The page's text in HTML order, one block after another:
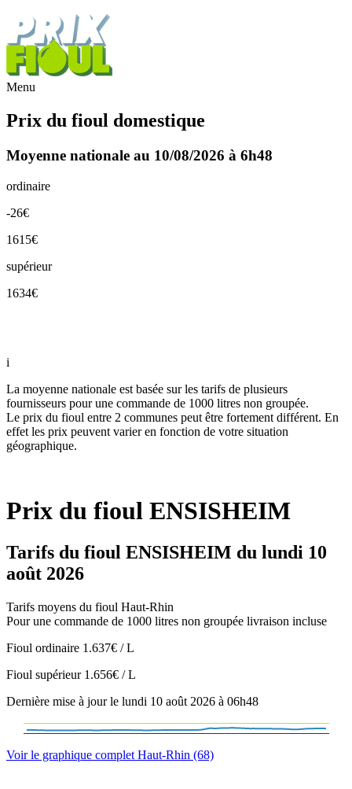
Menu
Prix du fioul domestique
Moyenne nationale au 10/08/2026 à 6h48
ordinaire
-26€
1615€
supérieur
1634€
i
La moyenne nationale est basée sur les tarifs de plusieurs
fournisseurs pour une commande de 1000 litres non groupée.
Le prix du fioul entre 2 communes peut être fortement différent. En
effet les prix peuvent varier en fonction de votre situation
géographique.
Prix du fioul ENSISHEIM
Tarifs du fioul ENSISHEIM du lundi 10
août 2026
Tarifs moyens du fioul Haut-Rhin
Pour une commande de 1000 litres non groupée livraison incluse
Fioul ordinaire 1.637€ / L
Fioul supérieur 1.656€ / L
Dernière mise à jour le lundi 10 août 2026 à 06h48
Voir le graphique complet Haut-Rhin (68)